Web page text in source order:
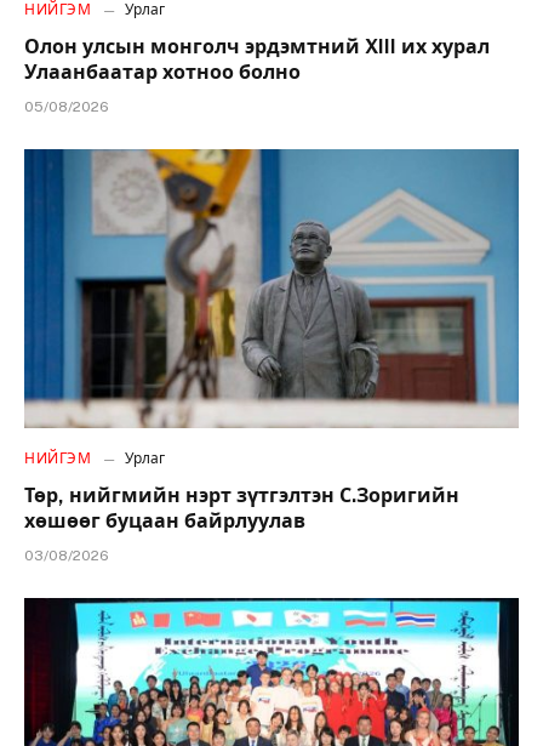
НИЙГЭМ Урлаг
Олон улсын монголч эрдэмтний XIII их хурал
Улаанбаатар хотноо болно
05/08/2026
НИЙГЭМ Урлаг
Төр, нийгмийн нэрт зүтгэлтэн С.Зоригийн
хөшөөг буцаан байрлуулав
03/08/2026